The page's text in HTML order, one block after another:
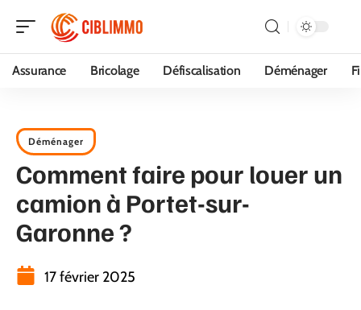
Assurance Bricolage Défiscalisation Déménager
Déménager
Comment faire pour louer un
camion à Portet-sur-
Garonne ?
17 février 2025